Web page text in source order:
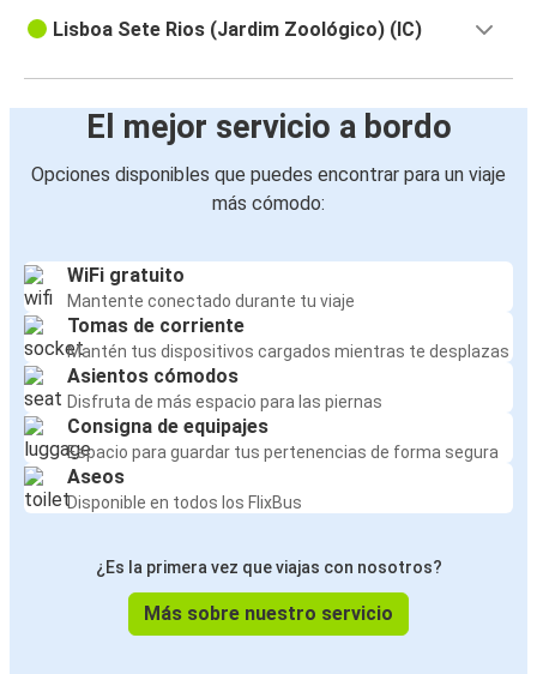
Lisboa Sete Rios (Jardim Zoológico) (IC)
El mejor servicio a bordo
Opciones disponibles que puedes encontrar para un viaje
más cómodo:
WiFi gratuito
Mantente conectado durante tu viaje
Tomas de corriente
Mantén tus dispositivos cargados mientras te desplazas
Asientos cómodos
Disfruta de más espacio para las piernas
Consigna de equipajes
Espacio para guardar tus pertenencias de forma segura
Aseos
Disponible en todos los FlixBus
¿Es la primera vez que viajas con nosotros?
Más sobre nuestro servicio